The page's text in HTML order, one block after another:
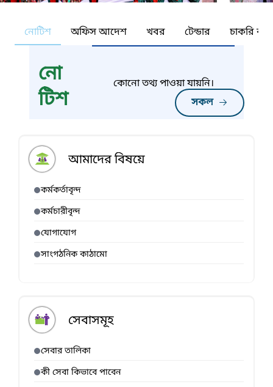
নোটিশ অফিস আদেশ খবর টেন্ডার চাকরি
নো
টিশ
সকল
কোনো তথ্য পাওয়া যায়নি।
আমাদের বিষয়ে
কর্মকর্তাবৃন্দ
কর্মচারীবৃন্দ
যোগাযোগ
সাংগঠনিক কাঠামো
সেবাসমূহ
সেবার তালিকা
কী সেবা কিভাবে পাবেন